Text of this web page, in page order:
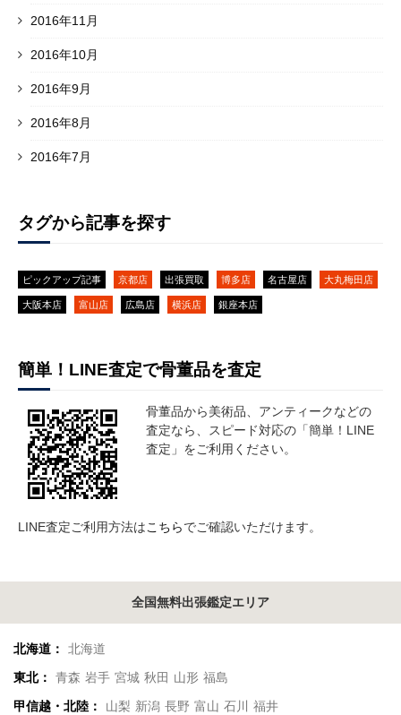
2016年11月
2016年10月
2016年9月
2016年8月
2016年7月
タグから記事を探す
ピックアップ記事 京都店 出張買取 博多店 名古屋店 大丸梅田店
大阪本店 富山店 広島店 横浜店 銀座本店
簡単！LINE査定で骨董品を査定
骨董品から美術品、アンティークなどの
査定なら、スピード対応の「簡単！LINE
査定」をご利用ください。
LINE査定ご利用方法はこちらでご確認いただけます。
全国無料出張鑑定エリア
北海道：
北海道
東北：
青森 岩手 宮城 秋田 山形 福島
甲信越・北陸：
山梨 新潟 長野 富山 石川
福井